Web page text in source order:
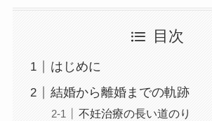
目次
はじめに
結婚から離婚までの軌跡
不妊治療の長い道のり